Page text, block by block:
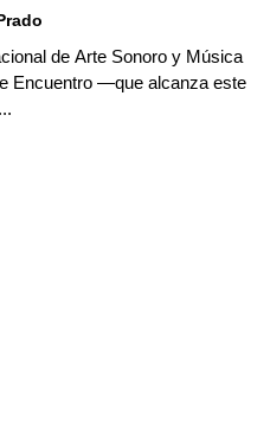
de Arte Sonoro y Música
Encuentro —que alcanza este